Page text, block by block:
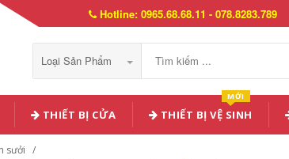
Hotline: 0965.68.68.11 - 078.8283.789
Loại Sản Phẩm
THIẾT BỊ CỬA THIẾT BỊ VỆ SINH
MỚI
sưởi